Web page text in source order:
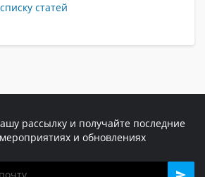
статей
рассылку и получайте последние
и обновлениях